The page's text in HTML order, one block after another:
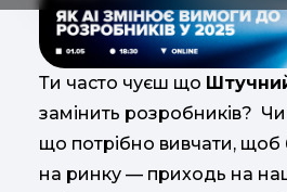
Ти часто чуєш що
замінить розробників? Чи
що потрібно вивчати, щоб
на ринку — приходь на